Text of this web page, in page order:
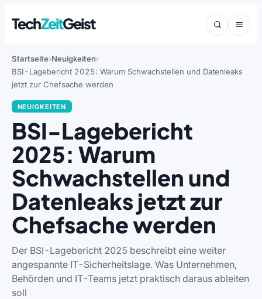
TechZeitGeist
Startseite Neuigkeiten
BSI-Lagebericht 2025: Warum Schwachstellen und Datenleaks
jetzt zur Chefsache werden
NEUIGKEITEN
BSI-Lagebericht
2025: Warum
Schwachstellen und
Datenleaks jetzt zur
Chefsache werden
Der BSI-Lagebericht 2025 beschreibt eine weiter
angespannte IT-Sicherheitslage. Was Unternehmen,
Behörden und IT-Teams jetzt praktisch daraus ableiten
soll